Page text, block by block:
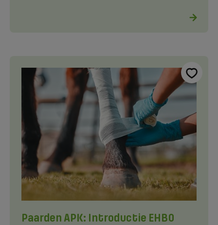
Paarden APK: Introductie EHBO